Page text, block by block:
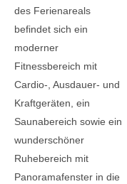
des Ferienareals
befindet sich ein
moderner
Fitnessbereich mit
Cardio-, Ausdauer- und
Kraftgeräten, ein
Saunabereich sowie ein
wunderschöner
Ruhebereich mit
Panoramafenster in die